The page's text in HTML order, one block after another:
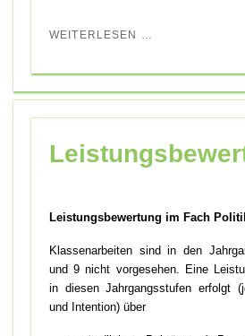
WEITERLESEN …
Leistungsbewertung im Fach
Klassenarbeiten sind in den
und 9 nicht vorgesehen. Eine
in diesen Jahrgangsstufen erfolgt
und Intention) über